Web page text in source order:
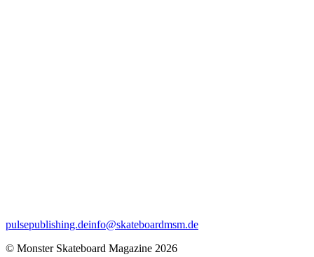
pulsepublishing.deinfo@skateboardmsm.de
© Monster Skateboard Magazine 2026